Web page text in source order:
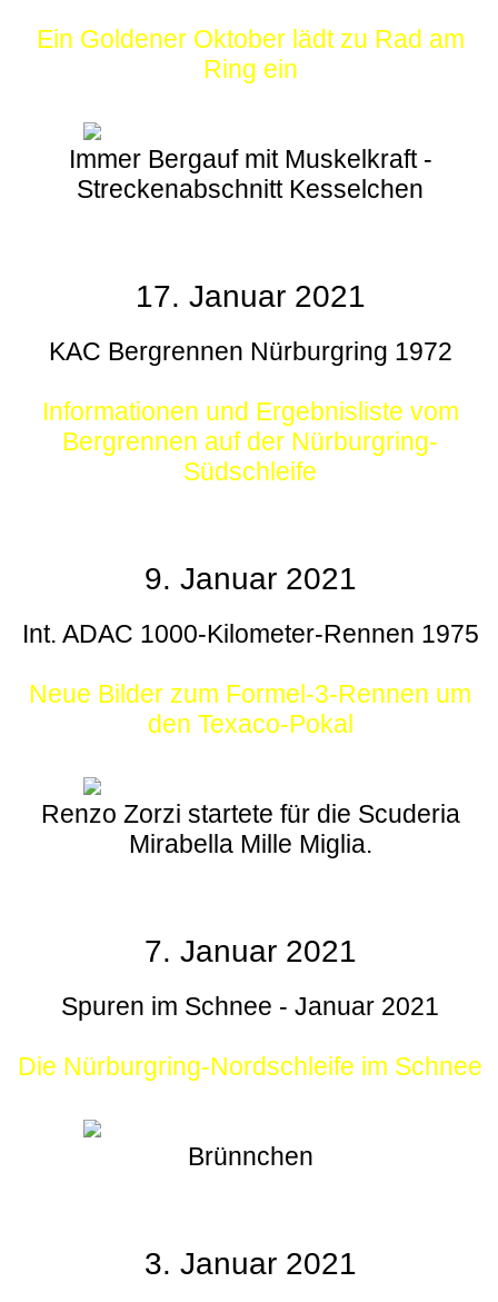
Ein Goldener Oktober lädt zu Rad am
Ring ein
Immer Bergauf mit Muskelkraft -
Streckenabschnitt Kesselchen
17. Januar 2021
KAC Bergrennen Nürburgring 1972
Informationen und Ergebnisliste vom
Bergrennen auf der Nürburgring-
Südschleife
9. Januar 2021
Int. ADAC 1000-Kilometer-Rennen 1975
Neue Bilder zum Formel-3-Rennen um
den Texaco-Pokal
Renzo Zorzi startete für die Scuderia
Mirabella Mille Miglia.
7. Januar 2021
Spuren im Schnee - Januar 2021
Die Nürburgring-Nordschleife im Schnee
Brünnchen
3. Januar 2021